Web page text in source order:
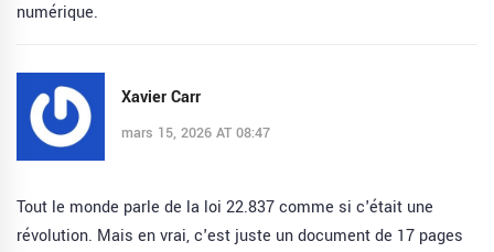
numérique.
Xavier Carr
mars 15, 2026 AT 08:47
Tout le monde parle de la loi 22.837 comme si c'était une
révolution. Mais en vrai, c'est juste un document de 17 pages